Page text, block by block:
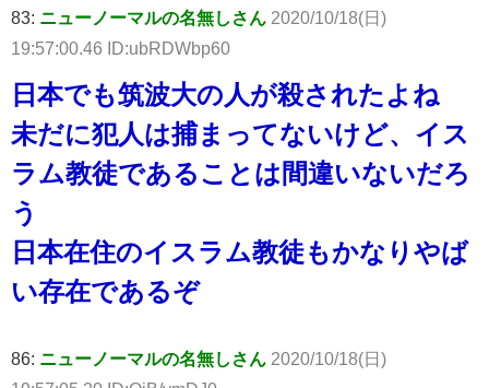
83: ニューノーマルの名無しさん 2020/10/18(日)
19:57:00.46 ID:ubRDWbp60
日本でも筑波大の人が殺されたよね
未だに犯人は捕まってないけど、イス
ラム教徒であることは間違いないだろ
う
日本在住のイスラム教徒もかなりやば
い存在であるぞ
86: ニューノーマルの名無しさん 2020/10/18(日)